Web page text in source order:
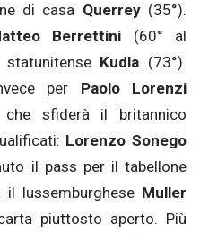
di casa Querrey(35°).
Berrettini (60° al
Kudla (73°).
per Paolo Lorenzi
sfiderà il britannico
Lorenzo Sonego
il pass per il tabellone
lussemburghese Muller
piuttosto aperto. Più